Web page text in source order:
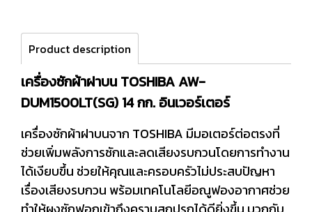
Product description
เครื่องซักผ้าฝาบน TOSHIBA AW-
DUM1500LT(SG) 14 กก. อินเวอร์เตอร์
เครื่องซักผ้าฝาบนจาก TOSHIBA มีมอเตอร์ต่อตรงที่
ช่วยเพิ่มพลังการซักและลดเสียงรบกวนโดยการทำงาน
ได้เงียบขึ้น ช่วยให้คุณและครอบครัวไม่ประสบปัญหา
เรื่องเสียงรบกวน พร้อมเทคโนโลยีอณูฟองอากาศช่วย